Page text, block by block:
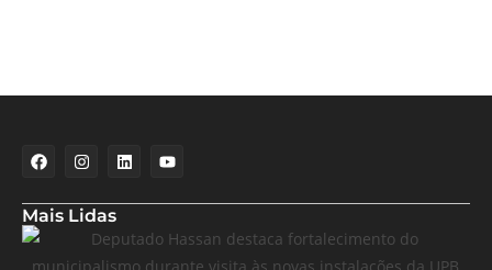
Mais Lidas